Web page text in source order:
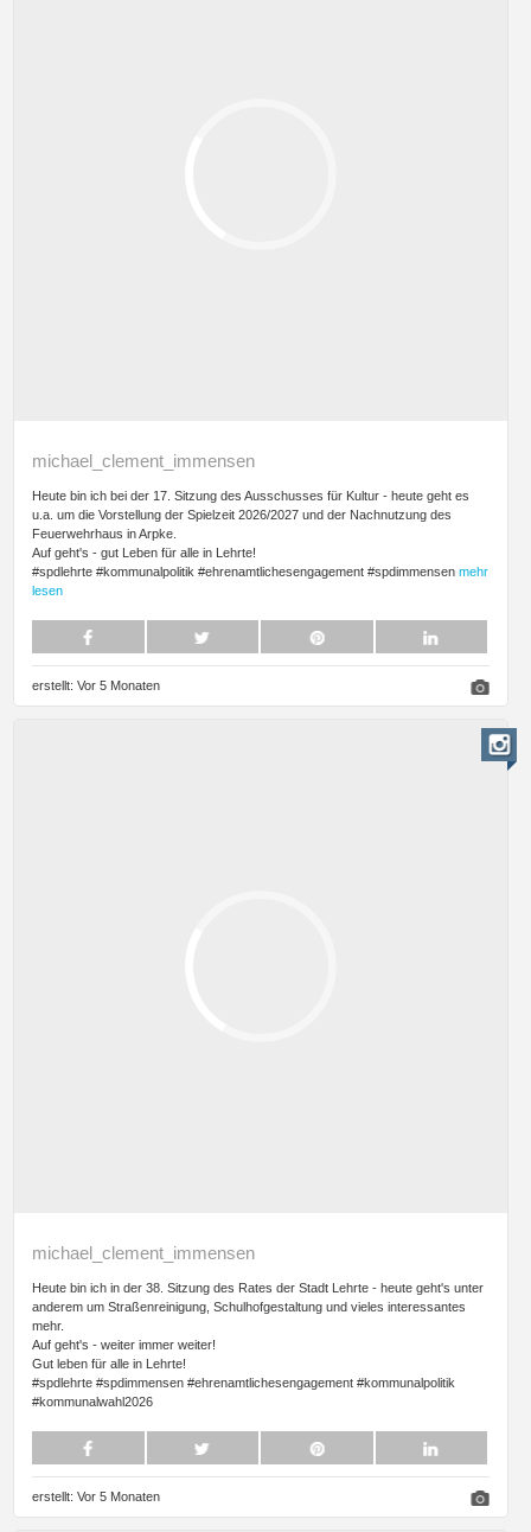
michael_clement_immensen
Heute bin ich bei der 17. Sitzung des Ausschusses für Kultur - heute geht es
u.a. um die Vorstellung der Spielzeit 2026/2027 und der Nachnutzung des
Feuerwehrhaus in Arpke.
Auf geht's - gut Leben für alle in Lehrte!
#spdlehrte #kommunalpolitik #ehrenamtlichesengagement #spdimmensen mehr
lesen
erstellt: Vor 5 Monaten
michael_clement_immensen
Heute bin ich in der 38. Sitzung des Rates der Stadt Lehrte - heute geht's unter
anderem um Straßenreinigung, Schulhofgestaltung und vieles interessantes
mehr.
Auf geht's - weiter immer weiter!
Gut leben für alle in Lehrte!
#spdlehrte #spdimmensen #ehrenamtlichesengagement #kommunalpolitik
#kommunalwahl2026
erstellt: Vor 5 Monaten